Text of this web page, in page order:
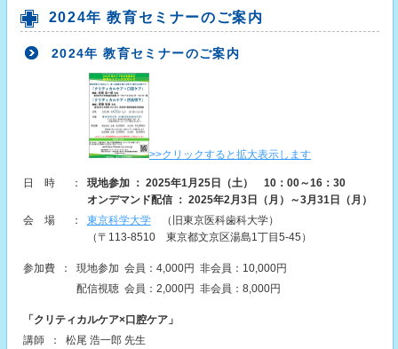
2024年 教育セミナーのご案内
2024年 教育セミナーのご案内
>>クリックすると拡大表示します
日時 ：
現地参加 ： 2025年1月25日（土） 10：00～16：30
オンデマンド配信 ： 2025年2月3日（月）～3月31日（月）
会場
： 東京科学大学（旧東京医科歯科大学）
（〒113-8510 東京都文京区湯島1丁目5-45）
参加費 ： 現地参加 会員：4,000円 非会員：10,000円
配信視聴 会員：2,000円 非会員：8,000円
「クリティカルケア×口腔ケア」
講師
：
松尾 浩一郎 先生